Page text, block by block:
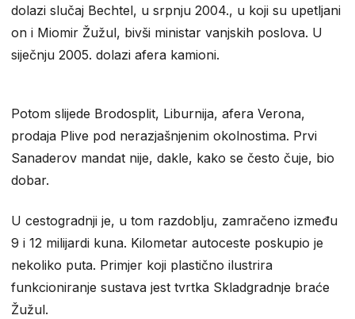
dolazi slučaj Bechtel, u srpnju 2004., u koji su upetljani
on i Miomir Žužul, bivši ministar vanjskih poslova. U
siječnju 2005. dolazi afera kamioni.
Potom slijede Brodosplit, Liburnija, afera Verona,
prodaja Plive pod nerazjašnjenim okolnostima. Prvi
Sanaderov mandat nije, dakle, kako se često čuje, bio
dobar.
U cestogradnji je, u tom razdoblju, zamračeno između
9 i 12 milijardi kuna. Kilometar autoceste poskupio je
nekoliko puta. Primjer koji plastično ilustrira
funkcioniranje sustava jest tvrtka Skladgradnje braće
Žužul.